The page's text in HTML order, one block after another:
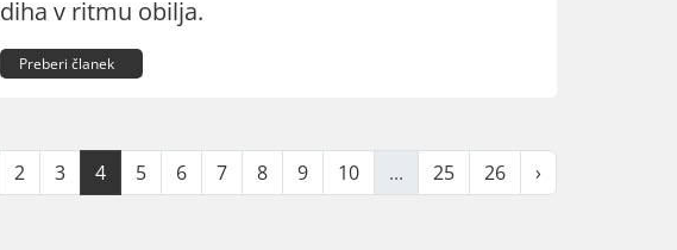
diha v ritmu obilja.
Preberi članek
2 3 4 5 6 7 8 9 10 ... 25 26 ›